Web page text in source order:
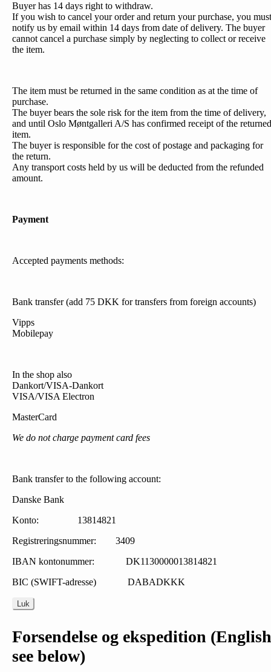
Buyer has 14 days right to withdraw.
If you wish to cancel your order and return your purchase, you must
notify us by email within 14 days from date of delivery. The buyer
cannot cancel a purchase simply by neglecting to collect or receive
the item.
The item must be returned in the same condition as at the time of
purchase.
The buyer bears the sole risk for the item from the time of delivery,
and until Oslo Møntgalleri A/S has confirmed receipt of the returned
item.
The buyer is responsible for the cost of postage and packaging for
the return.
Any transport costs held by us will be deducted from the refunded
amount.
Payment
Accepted payments methods:
Bank transfer (add 75 DKK for transfers from foreign accounts)
Vipps
Mobilepay
In the shop also
Dankort/VISA-Dankort
VISA/VISA Electron
MasterCard
We do not charge payment card fees
Bank transfer to the following account:
Danske Bank
Konto: 13814821
Registreringsnummer: 3409
IBAN kontonummer: DK1130000013814821
BIC (SWIFT-adresse) DABADKKK
Luk
Forsendelse og ekspedition (English
see below)